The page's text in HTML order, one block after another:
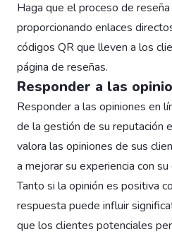
Haga que el proceso de
proporcionando enlaces
códigos QR que lleven a los
página de reseñas.
Responder a las
Responder a las opiniones en
de la gestión de su reputación
valora las opiniones de sus
a mejorar su experiencia con su
Tanto si la opinión es positiva
respuesta puede influir
que los clientes potenciales